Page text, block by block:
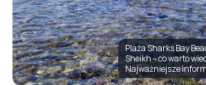
Plaża Sharks Bay
Sheikh – co warto
Najważniejsze